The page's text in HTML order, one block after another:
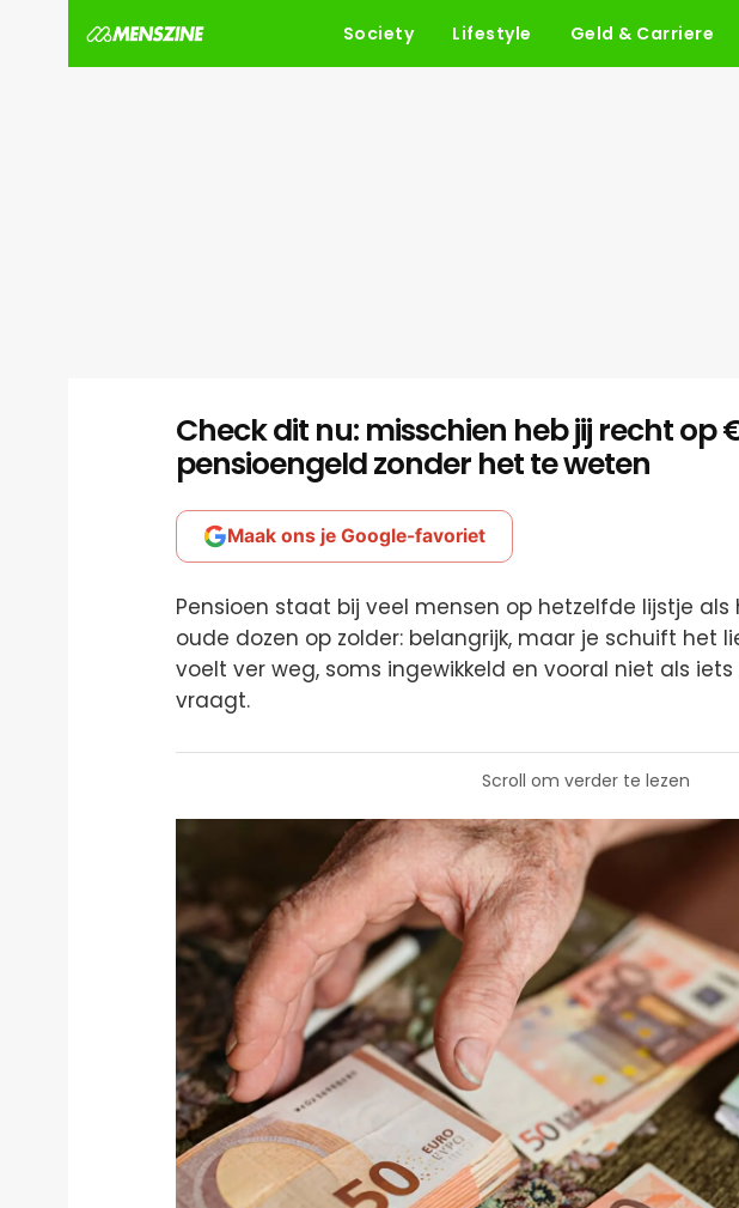
Society Lifestyle Geld & Carriere
Check dit nu: misschien heb jij recht op
pensioengeld zonder het te weten
Maak ons je Google-favoriet
Pensioen staat bij veel mensen op hetzelfde lijstje als
oude dozen op zolder: belangrijk, maar je schuift het
voelt ver weg, soms ingewikkeld en vooral niet als
vraagt.
Scroll om verder te lezen